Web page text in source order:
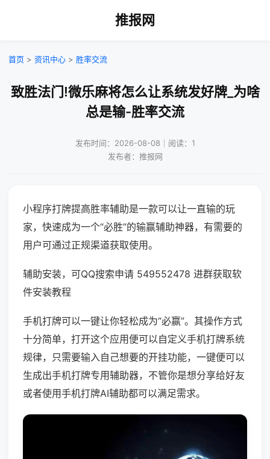
推报网
首页 > 资讯中心 > 胜率交流
致胜法门!微乐麻将怎么让系统发好牌_为啥
总是输-胜率交流
发布时间：2026-08-08｜阅读：1
发布者：推报网
小程序打牌提高胜率辅助是一款可以让一直输的玩
家，快速成为一个“必胜”的输赢辅助神器，有需要的
用户可通过正规渠道获取使用。
辅助安装，可QQ搜索申请 549552478 进群获取软
件安装教程
手机打牌可以一键让你轻松成为“必赢”。其操作方式
十分简单，打开这个应用便可以自定义手机打牌系统
规律，只需要输入自己想要的开挂功能，一键便可以
生成出手机打牌专用辅助器，不管你是想分享给好友
或者使用手机打牌AI辅助都可以满足需求。